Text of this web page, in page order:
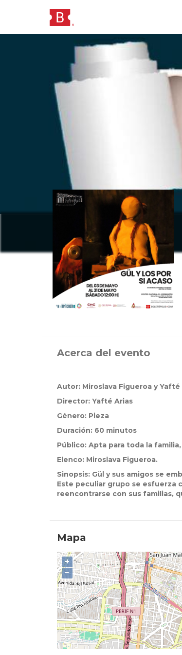
Acerca del evento
Autor: Miroslava Figueroa yYafté
Director: Yafté Arias
Género: Pieza
Duración: 60 minutos
Público: Apta para toda la
Elenco: Miroslava Figueroa.
Sinopsis: Gül y sus amigos se
Este peculiar grupo se esfuerza
reencontrarse con sus familias,
Mapa
+
−